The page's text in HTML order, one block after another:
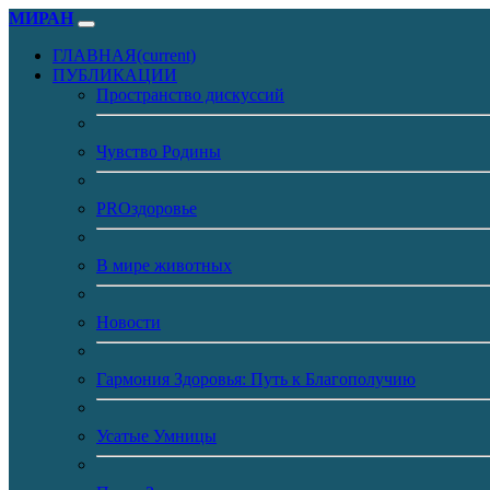
МИРАН
ГЛАВНАЯ(current)
ПУБЛИКАЦИИ
Пространство дискуссий
Чувство Родины
PROздоровье
В мире животных
Новости
Гармония Здоровья: Путь к Благополучию
Усатые Умницы